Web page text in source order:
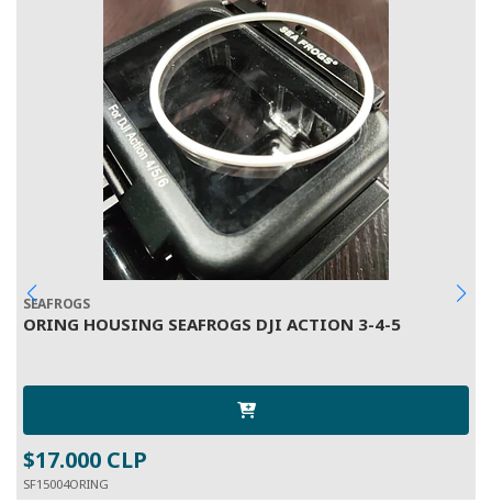
SEAFROGS
ORING HOUSING SEAFROGS DJI ACTION 3-4-5
$17.000 CLP
SF15004ORING